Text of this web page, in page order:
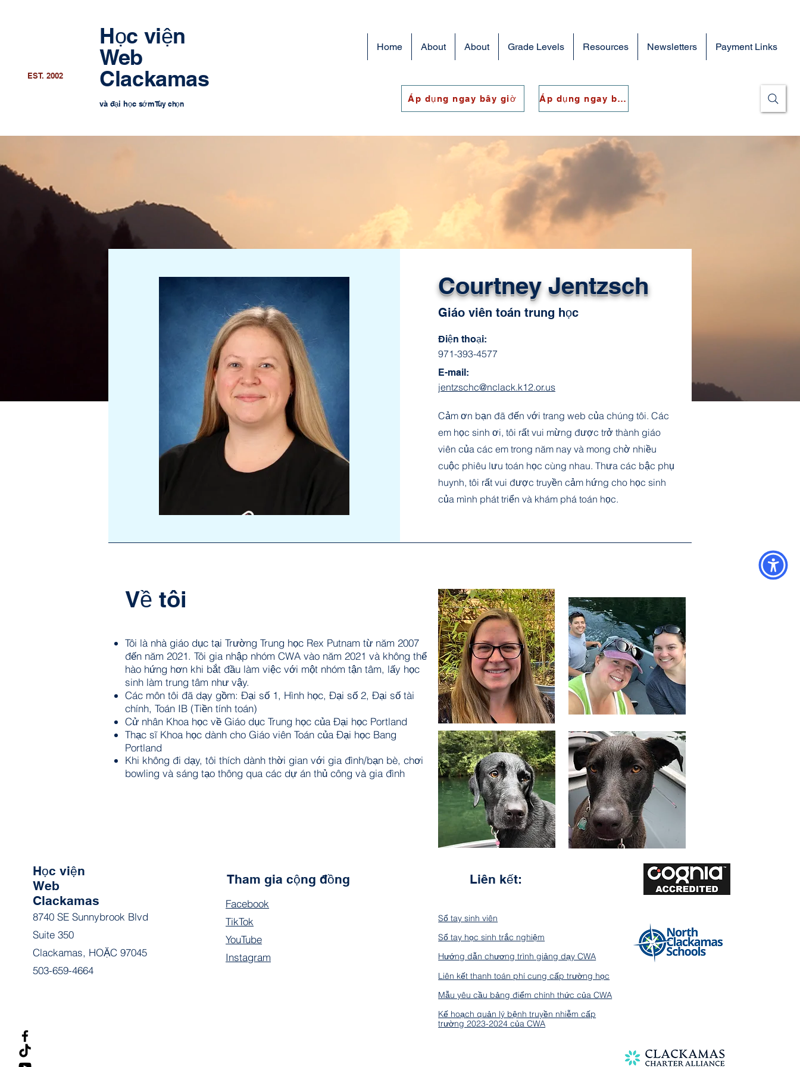
EST. 2002
Học viện
Web
Clackamas
và đại học sớmTùy chọn
Home About About Grade Levels Resources Newsletters Payment Links
Áp dụng ngay bây giờ Áp dụng ngay bây giờ
Courtney Jentzsch
Giáo viên toán trung học
Điện thoại:
971-393-4577
E-mail:
jentzschc@nclack.k12.or.us
Cảm ơn bạn đã đến với trang web của chúng tôi. Các
em học sinh ơi, tôi rất vui mừng được trở thành giáo
viên của các em trong năm nay và mong chờ nhiều
cuộc phiêu lưu toán học cùng nhau. Thưa các bậc phụ
huynh, tôi rất vui được truyền cảm hứng cho học sinh
của mình phát triển và khám phá toán học.
Về tôi
Tôi là nhà giáo dục tại Trường Trung học Rex Putnam từ năm 2007
đến năm 2021. Tôi gia nhập nhóm CWA vào năm 2021 và không thể
hào hứng hơn khi bắt đầu làm việc với một nhóm tận tâm, lấy học
sinh làm trung tâm như vậy.
Các môn tôi đã dạy gồm: Đại số 1, Hình học, Đại số 2, Đại số tài
chính, Toán IB (Tiền tính toán)
Cử nhân Khoa học về Giáo dục Trung học của Đại học Portland
Thạc sĩ Khoa học dành cho Giáo viên Toán của Đại học Bang
Portland
Khi không đi dạy, tôi thích dành thời gian với gia đình/bạn bè, chơi
bowling và sáng tạo thông qua các dự án thủ công và gia đình
Học viện
Web
Clackamas
8740 SE Sunnybrook Blvd
Suite 350
Clackamas, HOẶC 97045
503-659-4664
Tham gia cộng đồng
Facebook
TikTok
YouTube
Instagram
Liên kết:
Sổ tay sinh viên
Sổ tay học sinh trắc nghiệm
Hướng dẫn chương trình giảng dạy CWA
Liên kết thanh toán phí cung cấp trường học
Mẫu yêu cầu bảng điểm chính thức của CWA
Kế hoạch quản lý bệnh truyền nhiễm cấp
trường 2023-2024 của CWA